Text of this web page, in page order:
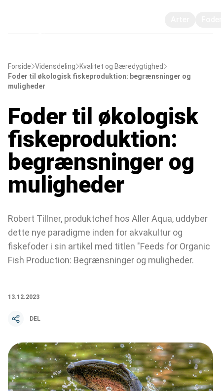
Forside Vidensdeling
Kvalitet og Bæredygtighed
Foder til økologisk fiskeproduktion: begrænsninger og
muligheder
13.12.2023
DEL
Foder til økologisk
fiskeproduktion:
begrænsninger og
muligheder
Robert Tillner, produktchef hos Aller Aqua, uddyber
dette nye paradigme inden for akvakultur og
fiskefoder i sin artikel med titlen "Feeds for Organic
Fish Production: Begrænsninger og muligheder.